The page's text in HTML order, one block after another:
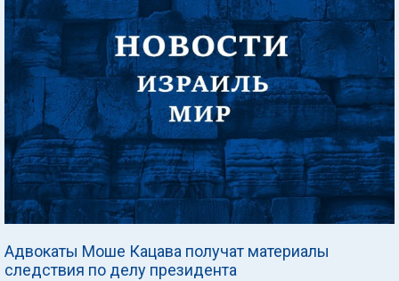
Адвокаты Моше Кацава получат материалы
следствия по делу президента